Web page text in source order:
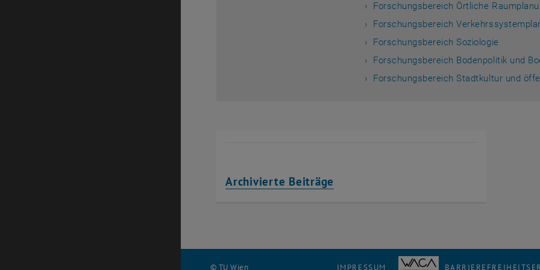
Forschungsbereich Örtliche
Forschungsbereich
Forschungsbereich Soziologie
Forschungsbereich Bodenpolitik und
Forschungsbereich Stadtkultur und
Archivierte Beiträge
© TU Wien IMPRESSUM